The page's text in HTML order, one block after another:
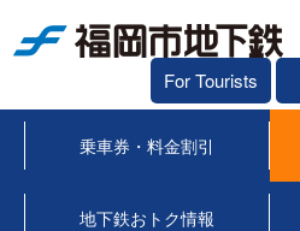
For Tourists
乗車券・料金割引
地下鉄おトク情報